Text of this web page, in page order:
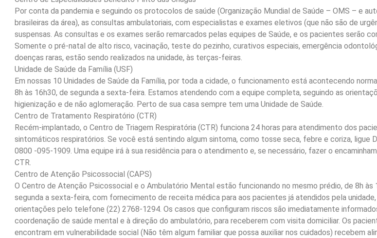
Por conta da pandemia e seguindo os protocolos de saúde (Organização Mundial de Saúde – OMS – e
brasileiras da área), as consultas ambulatoriais, com especialistas e exames eletivos (que não são de
suspensas. As consultas e os exames serão remarcados pelas equipes de Saúde, e os pacientes serão
Somente o pré-natal de alto risco, vacinação, teste do pezinho, curativos especiais, emergência
doenças raras, estão sendo realizados na unidade, às terças-feiras.
Unidade de Saúde da Família (USF)
Em nossas 10 Unidades de Saúde da Família, por toda a cidade, o funcionamento está acontecendo
8h às 16h30, de segunda a sexta-feira. Estamos atendendo com a equipe completa, seguindo as
higienização e de não aglomeração. Perto de sua casa sempre tem uma Unidade de Saúde.
Centro de Tratamento Respiratório (CTR)
Recém-implantado, o Centro de Triagem Respiratória (CTR) funciona 24 horas para atendimento dos
sintomáticos respiratórios. Se você está sentindo algum sintoma, como tosse seca, febre e coriza, ligue
0800 -095-1909. Uma equipe irá à sua residência para o atendimento e, se necessário, fazer o
CTR.
Centro de Atenção Psicossocial (CAPS)
O Centro de Atenção Psicossocial e o Ambulatório Mental estão funcionando no mesmo prédio, de 8h às
segunda a sexta-feira, com fornecimento de receita médica para aos pacientes já atendidos pela unidade,
orientações pelo telefone (22) 2768-1294. Os casos que configuram riscos são imediatamente
coordenação de saúde mental e à direção do ambulatório, para receberem com visita domiciliar. Os
encontram em vulnerabilidade social (Não têm algum familiar que possa auxiliar nos cuidados) recebem